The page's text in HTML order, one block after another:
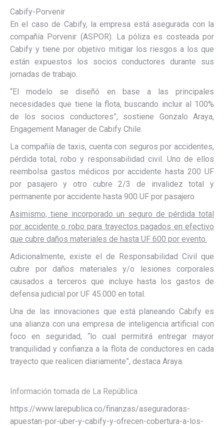
Cabify-Porvenir
En el caso de Cabify, la empresa está asegurada con la
compañía Porvenir (ASPOR). La póliza es costeada por
Cabify y tiene por objetivo mitigar los riesgos a los que
están expuestos los socios conductores durante sus
jornadas de trabajo.
“El modelo se diseñó en base a las principales
necesidades que tiene la flota, buscando incluir al 100%
de los socios conductores”, sostiene Gonzalo Araya,
Engagement Manager de Cabify Chile.
La compañía de taxis, cuenta con seguros por accidentes,
pérdida total, robo y responsabilidad civil. Uno de ellos
reembolsa gastos médicos por accidente hasta 200 UF
por pasajero y otro cubre 2/3 de invalidez total y
permanente por accidente hasta 900 UF por pasajero.
Asimismo, tiene incorporado un seguro de pérdida total
por accidente o robo para trayectos pagados en efectivo
que cubre daños materiales de hasta UF 600 por evento.
Adicionalmente, existe el de Responsabilidad Civil que
cubre por daños materiales y/o lesiones corporales
causados a terceros que incluye hasta los gastos de
defensa judicial por UF 45.000 en total.
Una de las innovaciones que está planeando Cabify es
una alianza con una empresa de inteligencia artificial con
foco en seguridad, “lo cual permitirá entregar mayor
tranquilidad y confianza a la flota de conductores en cada
trayecto que realicen diariamente”, destaca Araya.
Información tomada de La República
https://www.larepublica.co/finanzas/aseguradoras-
apuestan-por-uber-y-cabify-y-ofrecen-cobertura-a-los-